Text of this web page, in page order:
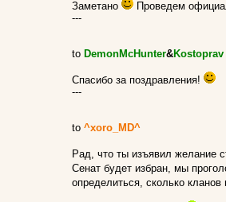
Заметано
Проведем
---
to DemonMcHunter&Kostoprav
Спасибо за поздравления!
---
to ^xoro_MD^
Рад, что ты изъявил желание
Сенат будет избран, мы
определиться, сколько